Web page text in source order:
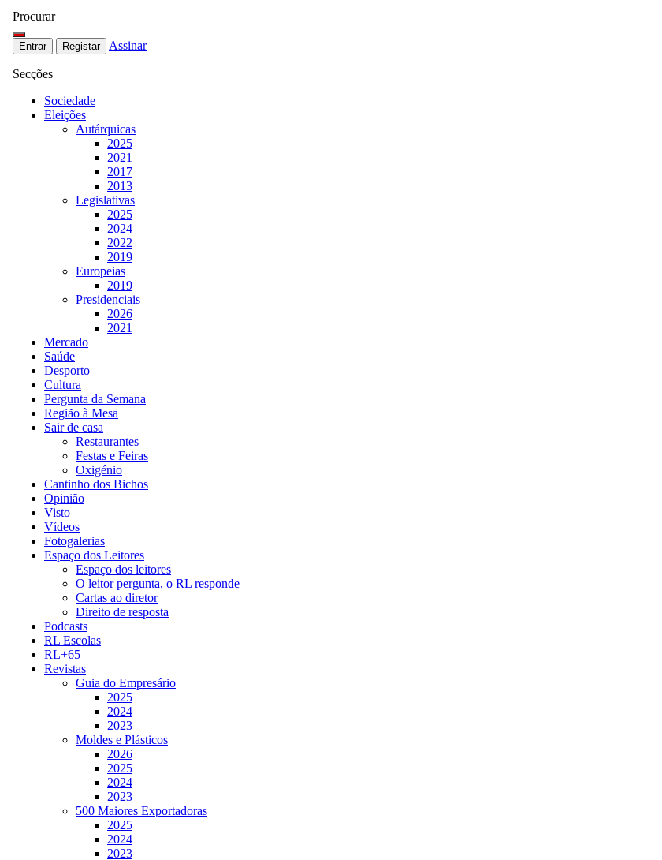
Procurar
Entrar Registar Assinar
Secções
Sociedade
Eleições
Autárquicas
2025
2021
2017
2013
Legislativas
2025
2024
2022
2019
Europeias
2019
Presidenciais
2026
2021
Mercado
Saúde
Desporto
Cultura
Pergunta da Semana
Região à Mesa
Sair de casa
Restaurantes
Festas e Feiras
Oxigénio
Cantinho dos Bichos
Opinião
Visto
Vídeos
Fotogalerias
Espaço dos Leitores
Espaço dos leitores
O leitor pergunta, o RL responde
Cartas ao diretor
Direito de resposta
Podcasts
RL Escolas
RL+65
Revistas
Guia do Empresário
2025
2024
2023
Moldes e Plásticos
2026
2025
2024
2023
500 Maiores Exportadoras
2025
2024
2023